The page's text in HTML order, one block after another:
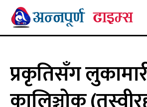
प्रकृतिसँग